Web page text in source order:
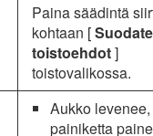
Paina säädintä
kohtaan [
toistoehdot]
toistovalikossa.
Aukko
painiketta